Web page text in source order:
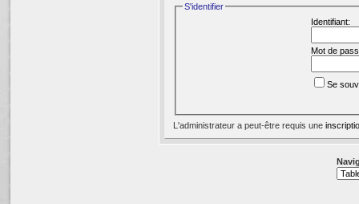
S'identifier
Identifiant:
Mot de
Se
L'administrateur a peut-être requis une